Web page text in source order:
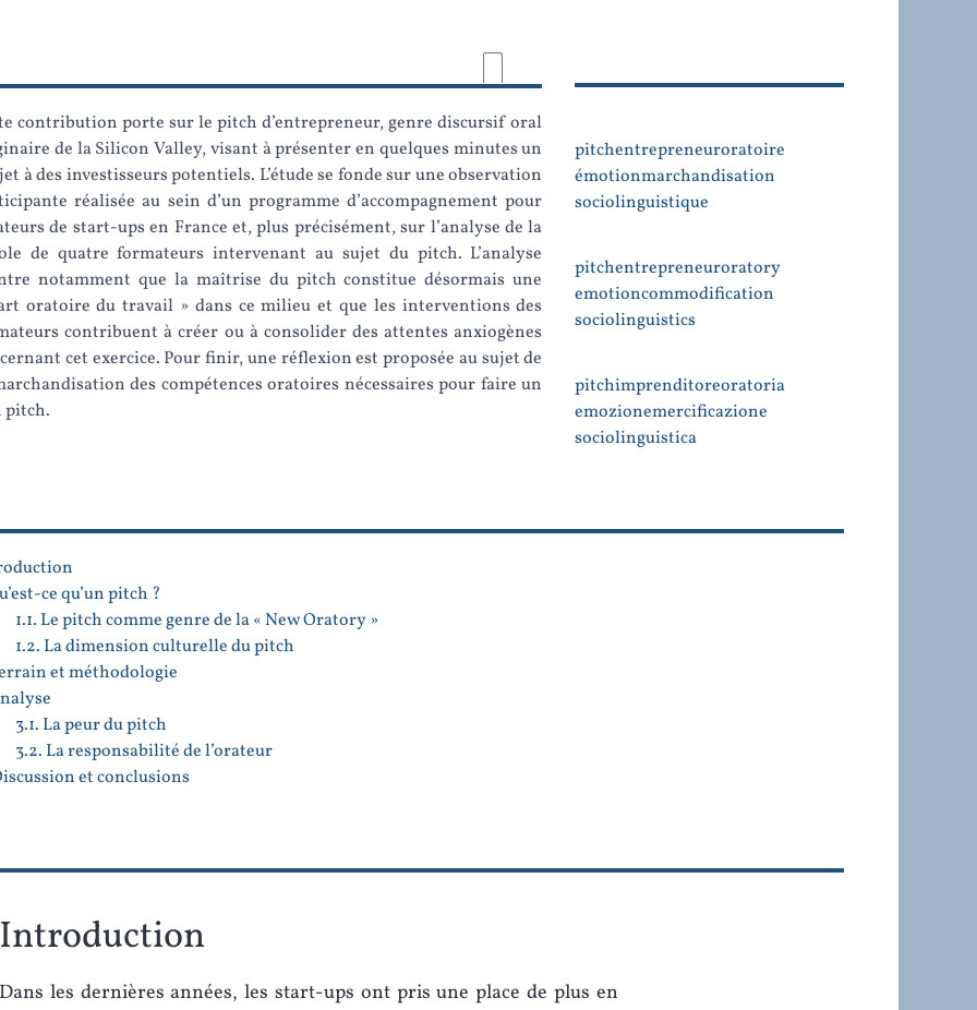
contribution porte sur le pitch d’entrepreneur, genre discursif oral
de la Silicon Valley, visant à présenter en quelques minutes un
à des investisseurs potentiels. L’étude se fonde sur une observation
réalisée au sein d’un programme d’accompagnement pour
de start-ups en France et, plus précisément, sur l’analyse de la
de quatre formateurs intervenant au sujet du pitch. L’analyse
notamment que la maîtrise du pitch constitue désormais une
oratoire du travail » dans ce milieu et que les interventions des
contribuent à créer ou à consolider des attentes anxiogènes
cet exercice. Pour finir, une réflexion est proposée au sujet de
des compétences oratoires nécessaires pour faire un
pitch.
pitchentrepreneuroratoire
émotionmarchandisation
sociolinguistique
pitchentrepreneuroratory
emotioncommodification
sociolinguistics
pitchimprenditoreoratoria
emozionemercificazione
sociolinguistica
ce qu’un pitch ?
1.1. Le pitch comme genre de la « New Oratory »
1.2. La dimension culturelle du pitch
et méthodologie
3.1. La peur du pitch
3.2. La responsabilité de l’orateur
et conclusions
Introduction
Dans les dernières années, les start-ups ont pris une place de plus en